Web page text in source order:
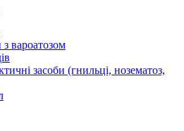
вароатозом
засоби (гнильці, нозематоз,